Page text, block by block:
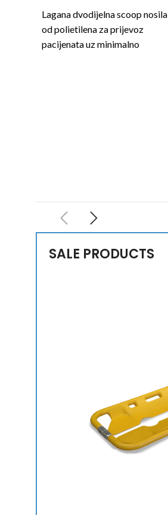
Lagana dvodijelna scoop nosila
od polietilena za prijevoz
pacijenata uz minimalno
SALE PRODUCTS